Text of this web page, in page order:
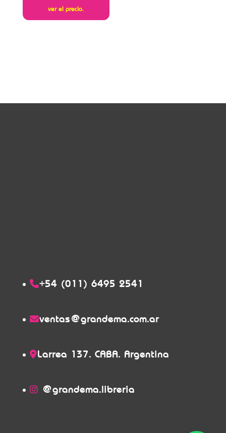
ver el precio.
+54 (011) 6495 2541
ventas@grandema.com.ar
Larrea 137. CABA. Argentina
@grandema.libreria